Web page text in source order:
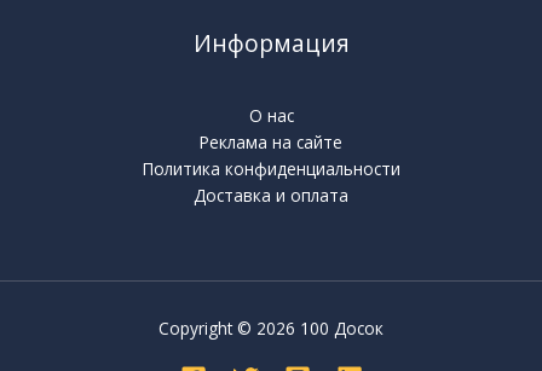
Информация
О нас
Реклама на сайте
Политика конфиденциальности
Доставка и оплата
Copyright © 2026 100 Досок